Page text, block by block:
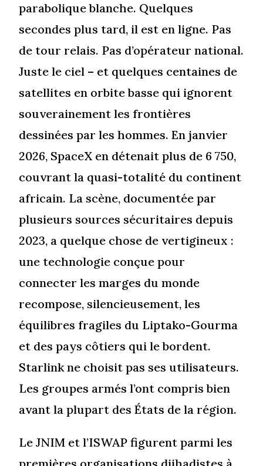
parabolique blanche. Quelques
secondes plus tard, il est en ligne. Pas
de tour relais. Pas d’opérateur national.
Juste le ciel – et quelques centaines de
satellites en orbite basse qui ignorent
souverainement les frontières
dessinées par les hommes. En janvier
2026, SpaceX en détenait plus de 6 750,
couvrant la quasi-totalité du continent
africain. La scène, documentée par
plusieurs sources sécuritaires depuis
2023, a quelque chose de vertigineux :
une technologie conçue pour
connecter les marges du monde
recompose, silencieusement, les
équilibres fragiles du Liptako-Gourma
et des pays côtiers qui le bordent.
Starlink ne choisit pas ses utilisateurs.
Les groupes armés l’ont compris bien
avant la plupart des États de la région.
Le JNIM et l’ISWAP figurent parmi les